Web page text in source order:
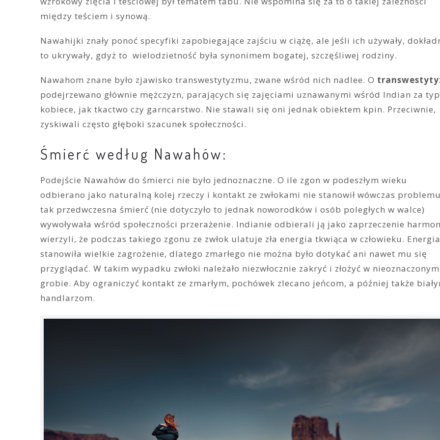
między teściem i synową.
Nawahijki znały ponoć specyfiki zapobiegające zajściu w ciążę, ale jeśli ich używały,
to ukrywały, gdyż to wielodzietność była synonimem bogatej, szczęśliwej rodziny.
Nawahom znane było zjawisko transwestytyzmu, zwane wśród nich nadlee. O
podejrzewano głównie mężczyzn, parających się zajęciami uznawanymi wśród Indian za
kobiece, jak tkactwo czy garncarstwo. Nie stawali się oni jednak obiektem kpin. Przeciwnie,
zyskiwali często głęboki szacunek społeczności.
Śmierć według Nawahów:
Podejście Nawahów do śmierci nie było jednoznaczne. O ile zgon w podeszłym wieku
odbierano jako naturalną kolej rzeczy i kontakt ze zwłokami nie stanowił wówczas
tak przedwczesna śmierć (nie dotyczyło to jednak noworodków i osób poległych w walce)
wywoływała wśród społeczności przerażenie. Indianie odbierali ją jako zaprzeczenie
wierzyli, że podczas takiego zgonu ze zwłok ulatuje zła energia tkwiąca w człowieku.
stanowiła wielkie zagrożenie, dlatego zmarłego nie można było dotykać ani nawet mu się
przyglądać. W takim wypadku zwłoki należało niezwłocznie zakryć i złożyć w nieoznaczonym
grobie. Aby ograniczyć kontakt ze zmarłym, pochówek zlecano jeńcom, a później także
handlarzom.